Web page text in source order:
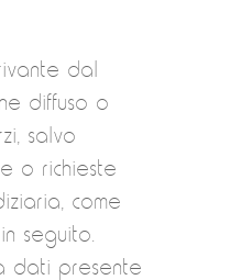
dal
diffuso o
salvo
o richieste
come
seguito.
dati presente